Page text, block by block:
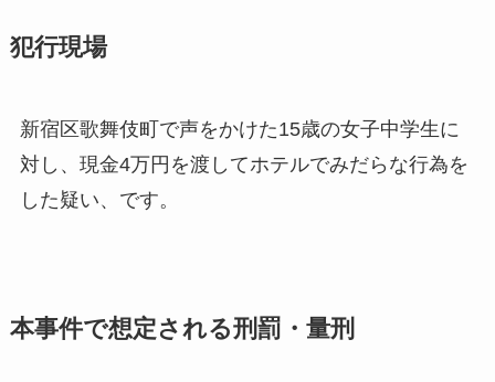
犯行現場
新宿区歌舞伎町で声をかけた15歳の女子中学生に
対し、現金4万円を渡してホテルでみだらな行為を
した疑い、です。
本事件で想定される刑罰・量刑